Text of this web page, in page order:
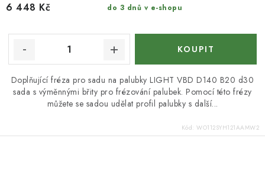
do 3 dnů v e-shopu
6 448 Kč
Doplňující fréza pro sadu na palubky LIGHT VBD D140 B20 d30
sada s výměnnými břity pro frézování palubek. Pomocí této frézy
můžete se sadou udělat profil palubky s další...
Kód: WO112SYH121AAMW2